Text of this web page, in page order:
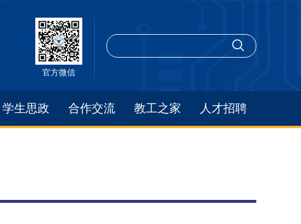
官方微信
学生思政 合作交流 教工之家 人才招聘